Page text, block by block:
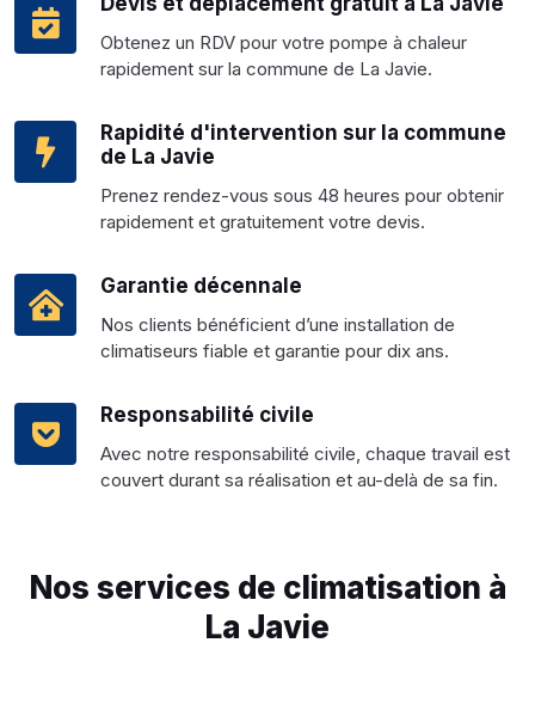
Obtenez un RDV pour votre pompe à chaleur
rapidement sur la commune de La Javie.
Rapidité d'intervention sur la commune
de La Javie
Prenez rendez-vous sous 48 heures pour obtenir
rapidement et gratuitement votre devis.
Garantie décennale
Nos clients bénéficient d’une installation de
climatiseurs fiable et garantie pour dix ans.
Responsabilité civile
Avec notre responsabilité civile, chaque travail est
couvert durant sa réalisation et au-delà de sa fin.
Nos services de climatisation à
La Javie